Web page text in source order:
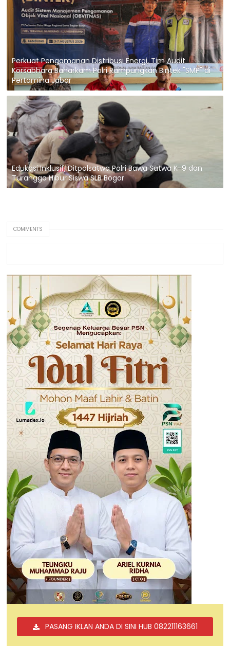
Perkuat Pengamanan Distribusi Energi, Tim Audit
Korsabhara Baharkam Polri Rampungkan Bintek "SMP" di
Pertamina Jabar
Edukasi Inklusif, Ditpolsatwa Polri Bawa Satwa K-9 dan
Turangga Hibur Siswa SLB Bogor
COMMENTS
PASANG IKLAN ANDA DI SINI HUB 082211163661